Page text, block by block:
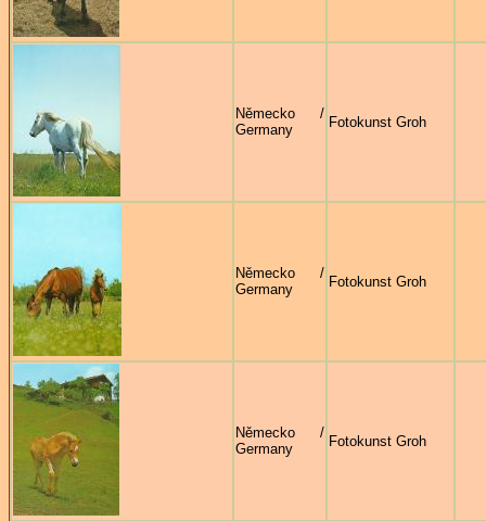
Německo /
Germany
Fotokunst Groh
Německo /
Germany
Fotokunst Groh
Německo /
Germany
Fotokunst Groh